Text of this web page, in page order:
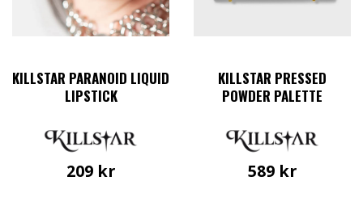
KILLSTAR PARANOID LIQUID
LIPSTICK
209 kr
KILLSTAR PRESSED
POWDER PALETTE
589 kr